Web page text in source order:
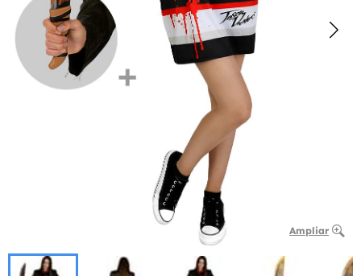
Ampliar